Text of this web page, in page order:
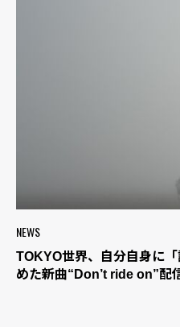
NEWS
TOKYO世界、自分自身に
めた新曲“Don’t ride on”配